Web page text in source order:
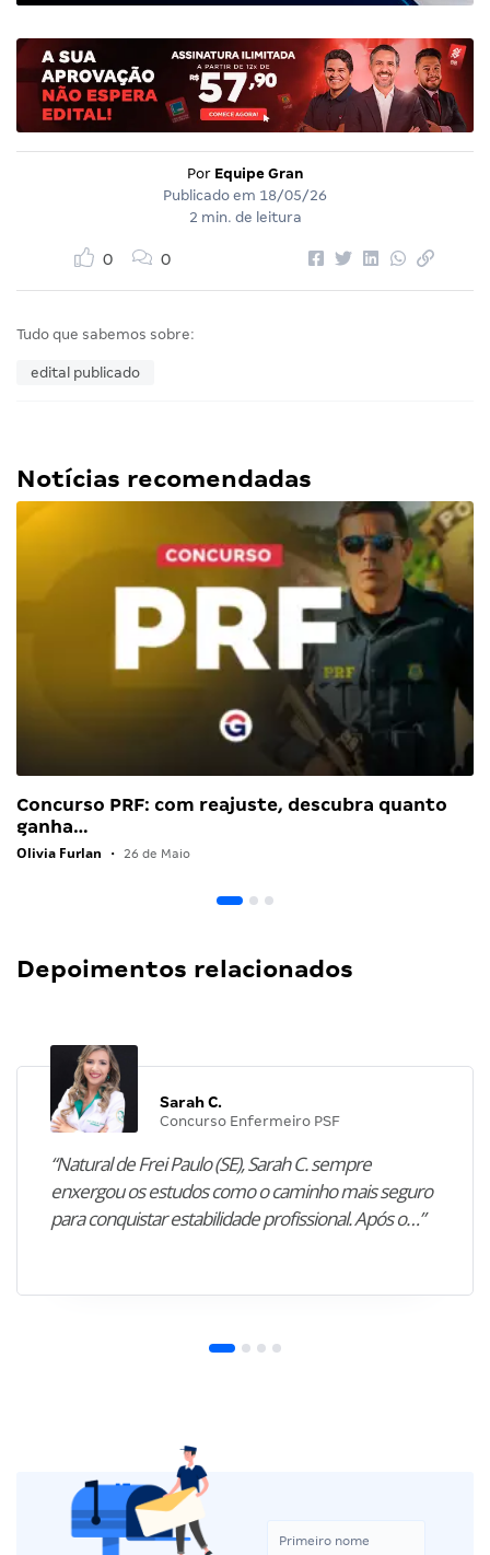
Por Equipe Gran
Publicado em 18/05/26
2 min. de leitura
0 0
Tudo que sabemos sobre:
edital publicado
Notícias recomendadas
Concurso PRF: com reajuste, descubra quanto
ganha…
Olivia Furlan • 26 de Maio
Depoimentos relacionados
Sarah C.
Concurso Enfermeiro PSF
“Natural de Frei Paulo (SE), Sarah C. sempre
enxergou os estudos como o caminho mais seguro
para conquistar estabilidade profissional. Após o…”